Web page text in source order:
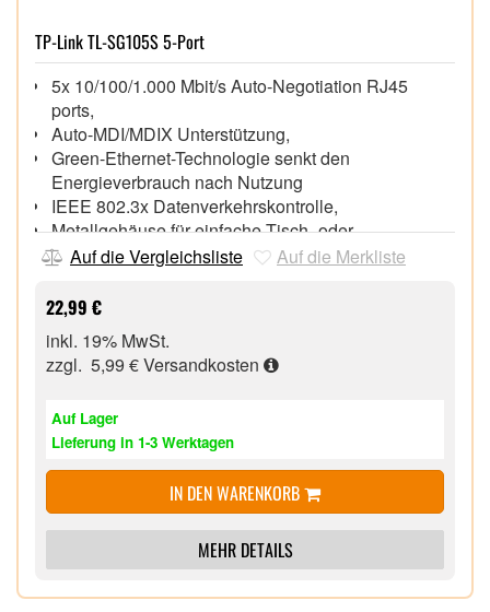
TP-Link TL-SG105S 5-Port
5x 10/100/1.000 Mbit/s Auto-Negotiation RJ45
ports,
Auto-MDI/MDIX Unterstützung,
Green-Ethernet-Technologie senkt den
Energieverbrauch nach Nutzung
IEEE 802.3x Datenverkehrskontrolle,
Metallgehäuse für einfache Tisch- oder
Wandmontage,
Funktion,
Plug & Play, keine Konfiguration nötig,
Auf die Vergleichsliste Auf die Merkliste
22,99 €
inkl. 19% MwSt.
zzgl. 5,99 €Versandkosten
Auf Lager
Lieferung in 1-3 Werktagen
IN DEN WARENKORB
MEHR DETAILS